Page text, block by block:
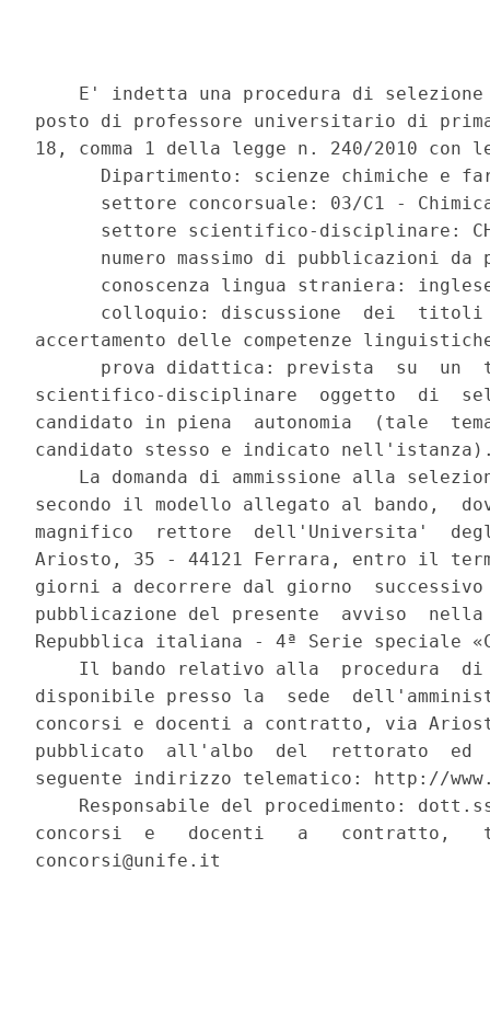
E' indetta una procedura di
posto di professore universitario di
18, comma 1 della legge n. 240/2010
Dipartimento: scienze chimiche e
settore concorsuale: 03/C1 -
settore scientifico-disciplinare:
numero massimo di pubblicazioni da
conoscenza lingua straniera:
colloquio: discussione  dei
accertamento delle competenze
prova didattica: prevista  su  un
scientifico-disciplinare  oggetto  di
candidato in piena  autonomia  (tale
candidato stesso e indicato
La domanda di ammissione alla
secondo il modello allegato al bando,
magnifico  rettore  dell'Universita'
Ariosto, 35 - 44121 Ferrara, entro il
giorni a decorrere dal giorno
pubblicazione del presente  avviso
Repubblica italiana - 4ª Serie speciale
Il bando relativo alla  procedura
disponibile presso la  sede
concorsi e docenti a contratto, via
pubblicato  all'albo  del  rettorato  ed
seguente indirizzo telematico: http://
Responsabile del procedimento:
concorsi  e   docenti   a   contratto,
concorsi@unife.it